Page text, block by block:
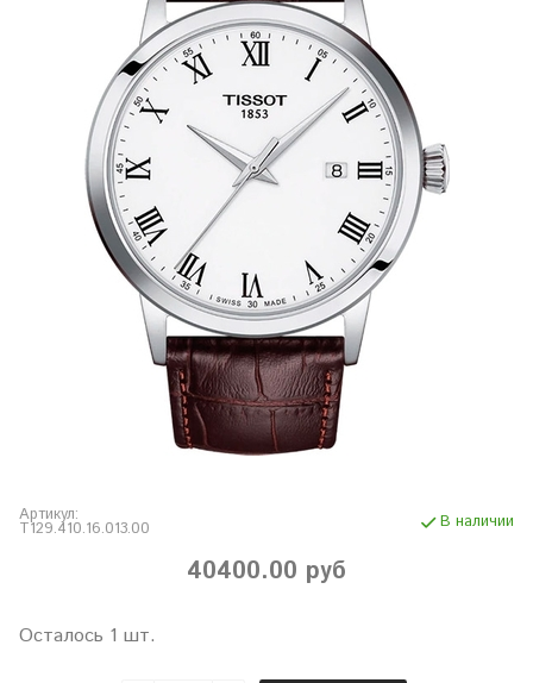
Артикул:
T129.410.16.013.00 В наличии
40400.00 руб
Осталось 1 шт.